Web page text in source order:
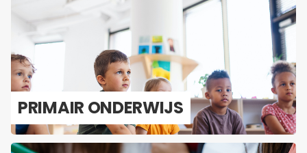
PRI­MAIR ON­DER­WIJS